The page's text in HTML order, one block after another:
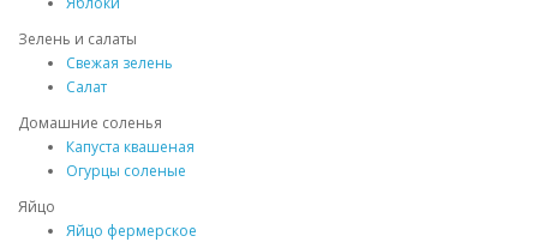
Зелень и салаты
Свежая зелень
Салат
Домашние соленья
Капуста квашеная
Огурцы соленые
Яйцо
Яйцо фермерское